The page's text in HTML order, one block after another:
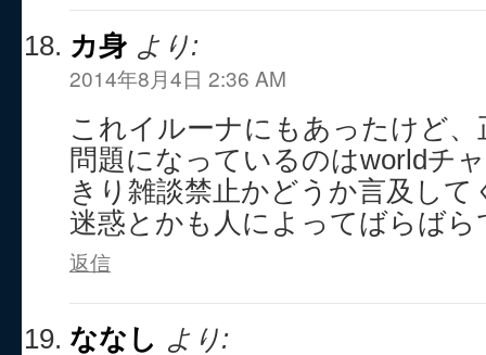
カ身 より:
2014年8月4日 2:36 AM
これイルーナにもあったけど
問題になっているのはworldチ
きり雑談禁止かどうか言及し
迷惑とかも人によってばらばら
返信
ななし より: